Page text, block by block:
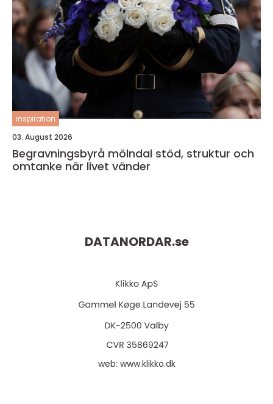
inspiration
03. August 2026
Begravningsbyrå mölndal stöd, struktur och
omtanke när livet vänder
DATANORDAR.se
web: www.klikko.dk